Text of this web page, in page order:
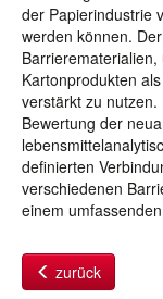
der Papierindustrie
werden können.
Kartonprodukten
verstärkt zu
Bewertung der
definierten
verschiedenen
einem
zurück